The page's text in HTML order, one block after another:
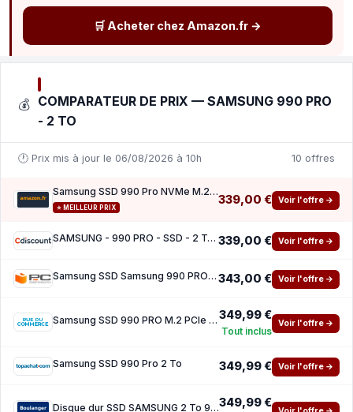
🛒 Acheter chez Amazon.fr →
💰 COMPARATEUR DE PRIX — SAMSUNG 990 PRO
- 2 TO
🕐 Prix mis à jour le 06/08/2026 à 10h 10 offres
Samsung SSD 990 Pro NVMe M.2 Pcle 4.0, SSD Interne, Capacité 2 To, Vitesse de lecture jusq
⭐ MEILLEUR PRIX
339,00 € Voir l'offre →
SAMSUNG - 990 PRO - SSD - 2 To - NVMe M.2 PCIe 4.0x4 - Vitesse lecture jusqua 7 450 Mo s 339,00 € Voir l'offre →
Samsung SSD Samsung 990 PRO 2 To PCIe 4.0 NVMe M.2 343,00 € Voir l'offre →
Samsung SSD 990 PRO M.2 PCIe NVMe 2 To 349,99 €
Tout inclus
Voir l'offre →
Samsung SSD 990 Pro 2 To 349,99 € Voir l'offre →
Disque dur SSD SAMSUNG 2 To 990 Pro PCIe 4.0 NVMe M.2349,99 €